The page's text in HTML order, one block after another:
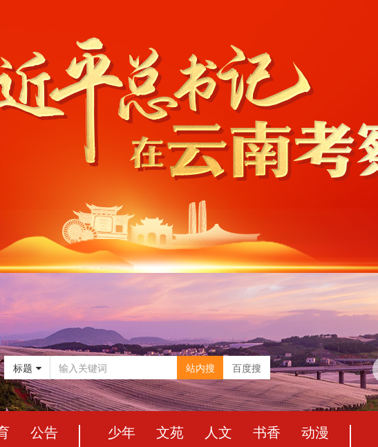
标题 站内搜 百度搜
公告
少年 文苑 人文 书香
动漫